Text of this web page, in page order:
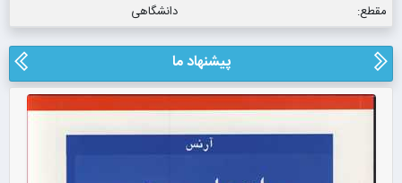
مقطع:
دانشگاهی
پیشنهاد ما